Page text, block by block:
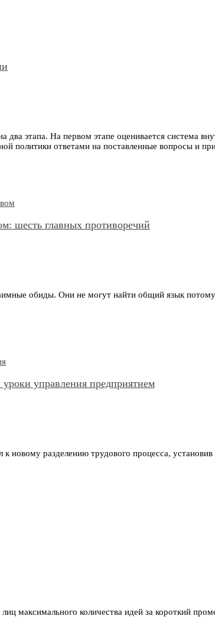
этапа. На первом этапе оценивается система
политики ответами на поставленные вопросы и
шесть главных противоречий
обиды. Они не могут найти общий язык
управления предприятием
новому разделению трудового процесса,
максимального количества идей за короткий